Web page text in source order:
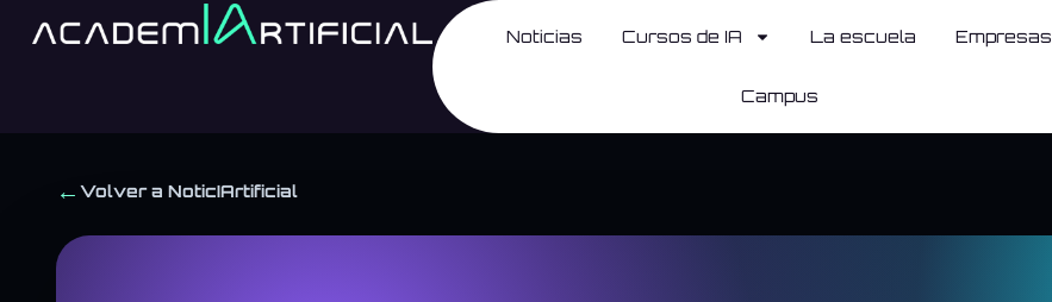
Noticias Cursos de IA La escuela Empresas
Campus
←Volver a NoticIArtificial